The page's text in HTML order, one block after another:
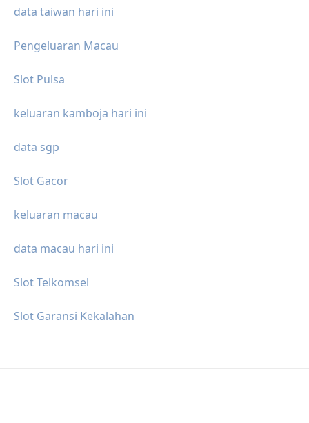
data taiwan hari ini
Pengeluaran Macau
Slot Pulsa
keluaran kamboja hari ini
data sgp
Slot Gacor
keluaran macau
data macau hari ini
Slot Telkomsel
Slot Garansi Kekalahan